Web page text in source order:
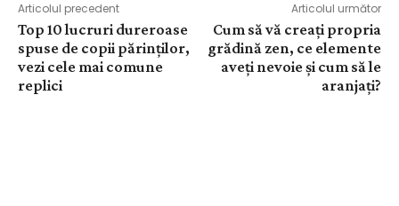
Articolul precedent
Top 10 lucruri dureroase
spuse de copii părinților,
vezi cele mai comune
replici
Articolul următor
Cum să vă creați propria
grădină zen, ce elemente
aveți nevoie și cum să le
aranjați?